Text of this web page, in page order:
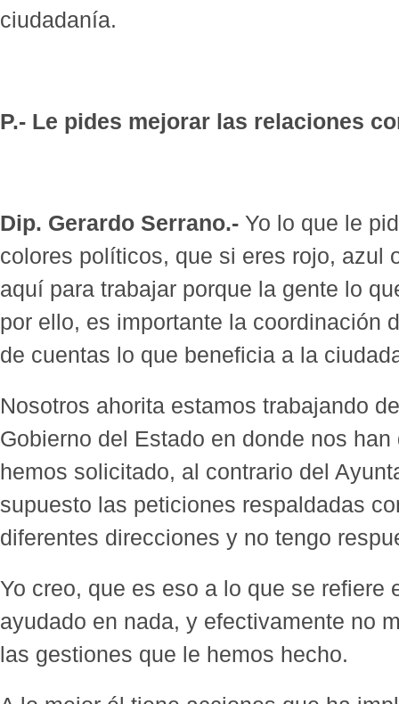
ciudadanía.
P.- Le pides mejorar las relaciones
Dip. Gerardo Serrano.- Yo lo que le
colores políticos, que si eres rojo, azul
aquí para trabajar porque la gente lo
por ello, es importante la coordinación
de cuentas lo que beneficia a la
Nosotros ahorita estamos trabajando
Gobierno del Estado en donde nos
hemos solicitado, al contrario del
supuesto las peticiones respaldadas
diferentes direcciones y no tengo
Yo creo, que es eso a lo que se refiere
ayudado en nada, y efectivamente no
las gestiones que le hemos hecho.